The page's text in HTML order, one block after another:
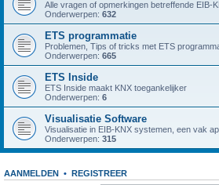
Alle vragen of opmerkingen betreffende EIB-
Onderwerpen: 632
ETS programmatie
Problemen, Tips of tricks met ETS
Onderwerpen: 665
ETS Inside
ETS Inside maakt KNX toegankelijker
Onderwerpen: 6
Visualisatie Software
Visualisatie in EIB-KNX systemen, een vak
Onderwerpen: 315
AANMELDEN •
REGISTREER